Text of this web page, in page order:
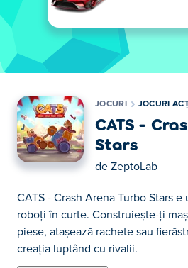
JOCURI JOCURI
CATS -
Stars
de ZeptoLab
CATS - Crash Arena Turbo Stars
roboți în curte. Construiește-ți
piese, atașează rachete sau
creația luptând cu rivalii.